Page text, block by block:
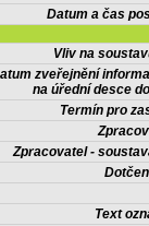
Datum a čas
Vliv na
zveřejnění
na úřední desce
Termín pro
Zpracovatel -
Text